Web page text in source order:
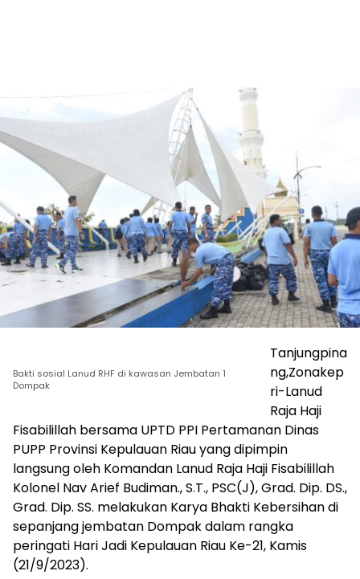
Bakti sosial Lanud RHF di kawasan Jembatan 1
Dompak
Tanjungpina
ng,Zonakep
ri-Lanud
Raja Haji
Fisabilillah bersama UPTD PPI Pertamanan Dinas
PUPP Provinsi Kepulauan Riau yang dipimpin
langsung oleh Komandan Lanud Raja Haji Fisabilillah
Kolonel Nav Arief Budiman., S.T., PSC(J), Grad. Dip. DS.,
Grad. Dip. SS. melakukan Karya Bhakti Kebersihan di
sepanjang jembatan Dompak dalam rangka
peringati Hari Jadi Kepulauan Riau Ke-21, Kamis
(21/9/2023).